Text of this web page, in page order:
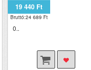
19 440 Ft
Bruttó:24 689 Ft
0..